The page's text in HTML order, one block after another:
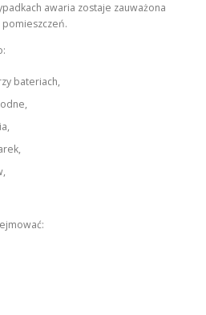
awaria zostaje zauważona
bateriach,